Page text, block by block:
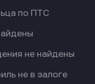
по ПТС
не найдены
не в залоге